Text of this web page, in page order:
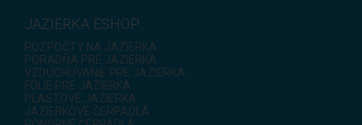
JAZIERKA ESHOP
ROZPOČTY NA JAZIERKA
PORADŇA PRE JAZIERKA
VZDUCHOVANIE PRE JAZIERKA
FÓLIE PRE JAZIERKA
PLASTOVÉ JAZIERKA
JAZIERKOVÉ ČERPADLÁ